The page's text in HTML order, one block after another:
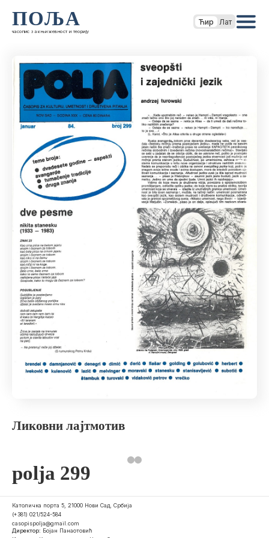
ПОЉА
часопис за књижевност и теорију
Ћир Лат
Ликовни лајтмотив
polja 299
Католичка порта 5, 21000 Нови Сад, Србија
(+381) 021/524-584
casopispolja@gmail.com
Директор: Бојан Панаотовић